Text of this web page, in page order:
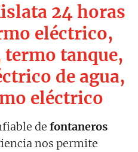
24 horas
eléctrico,
termo tanque,
de agua,
eléctrico
de fontaneros
nos permite